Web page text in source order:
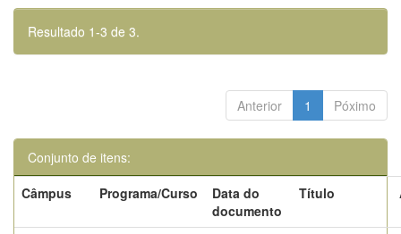
Resultado 1-3 de 3.
Anterior 1 Póximo
Conjunto de itens:
Câmpus
Programa/Curso
Data do
documento
Título